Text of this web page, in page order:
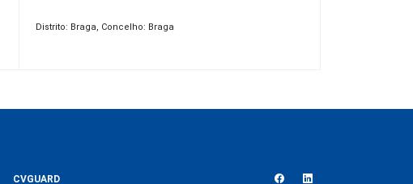
Distrito: Braga, Concelho: Braga
CVGUARD